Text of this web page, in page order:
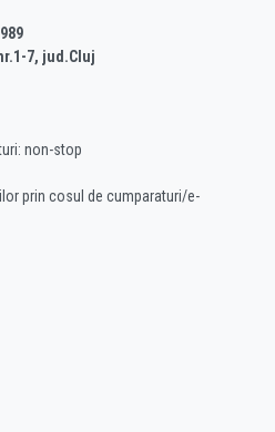
7, jud.Cluj
non-stop
prin cosul de cumparaturi/e-